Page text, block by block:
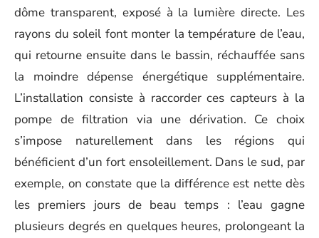
dôme transparent, exposé à la lumière directe. Les
rayons du soleil font monter la température de l’eau,
qui retourne ensuite dans le bassin, réchauffée sans
la moindre dépense énergétique supplémentaire.
L’installation consiste à raccorder ces capteurs à la
pompe de filtration via une dérivation. Ce choix
s’impose naturellement dans les régions qui
bénéficient d’un fort ensoleillement. Dans le sud, par
exemple, on constate que la différence est nette dès
les premiers jours de beau temps : l’eau gagne
plusieurs degrés en quelques heures, prolongeant la